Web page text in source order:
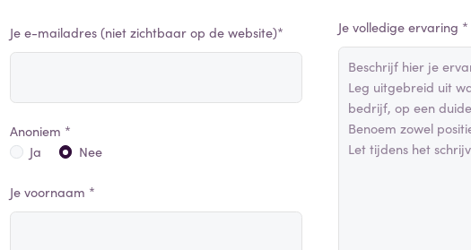
Je e-mailadres (niet zichtbaar op de website)*
Anoniem *
Ja
Nee
Je voornaam *
Je volledige ervaring *